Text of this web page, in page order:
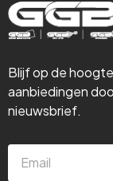
Blijf op de
aanbiedingen
nieuwsbrief.